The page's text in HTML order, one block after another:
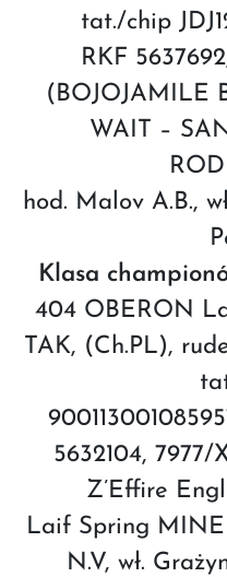
tat./chip
RKF
(BOJOJAMILE
WAIT –
hod. Malov A.B.,
Klasa
404 OBERON
TAK, (Ch.PL),
5632104, 7977/
Z’Effire
Laif Spring
N.V, wł.